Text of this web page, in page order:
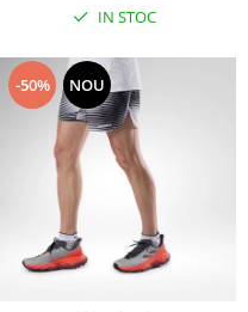
IN STOC
-50% NOU